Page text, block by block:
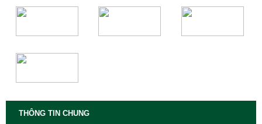
THÔNG TIN CHUNG